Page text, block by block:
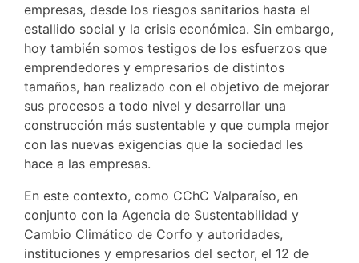
empresas, desde los riesgos sanitarios hasta el
estallido social y la crisis económica. Sin embargo,
hoy también somos testigos de los esfuerzos que
emprendedores y empresarios de distintos
tamaños, han realizado con el objetivo de mejorar
sus procesos a todo nivel y desarrollar una
construcción más sustentable y que cumpla mejor
con las nuevas exigencias que la sociedad les
hace a las empresas.
En este contexto, como CChC Valparaíso, en
conjunto con la Agencia de Sustentabilidad y
Cambio Climático de Corfo y autoridades,
instituciones y empresarios del sector, el 12 de